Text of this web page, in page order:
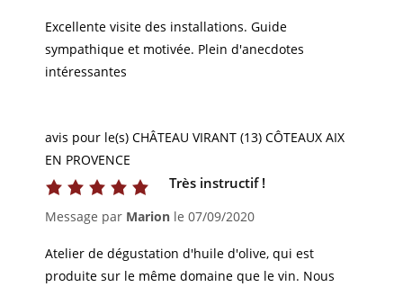
Excellente visite des installations. Guide
sympathique et motivée. Plein d'anecdotes
intéressantes
avis pour le(s) CHÂTEAU VIRANT (13) CÔTEAUX AIX
EN PROVENCE
Très instructif !
Message par Marion le 07/09/2020
Atelier de dégustation d'huile d'olive, qui est
produite sur le même domaine que le vin. Nous